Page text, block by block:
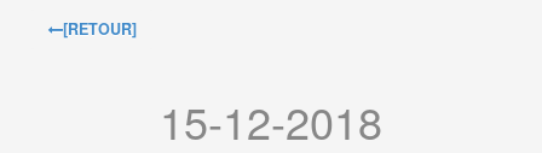
[RETOUR]
15-12-2018